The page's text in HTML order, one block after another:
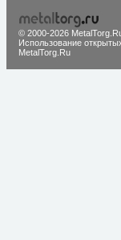
© 2000-2026
Использование
MetalTorg.Ru